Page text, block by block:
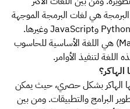
هي لغات البرمجة الموجهة
للأغراض العامة مثل Java وC++ وPython وJavaScript وغيرها.
وتعتبر لغة الآلة (Machine Language) هي اللغة الأساسية للحاسوب
اللغة لتنفيذ الأوامر.
الهاكر بشكل حصري، حيث يمكن
البرامج والتطبيقات. ومن بين